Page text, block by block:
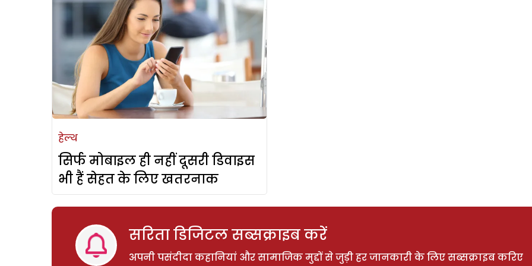
हेल्थ
सिर्फ मोबाइल ही नहीं दूसरी डिवाइस
भी हैं सेहत के लिए खतरनाक
सरिता डिजिटल सब्सक्राइब करें
अपनी पसंदीदा कहानियां और सामाजिक मुद्दों से जुड़ी हर जानकारी के लिए सब्सक्राइब करिए